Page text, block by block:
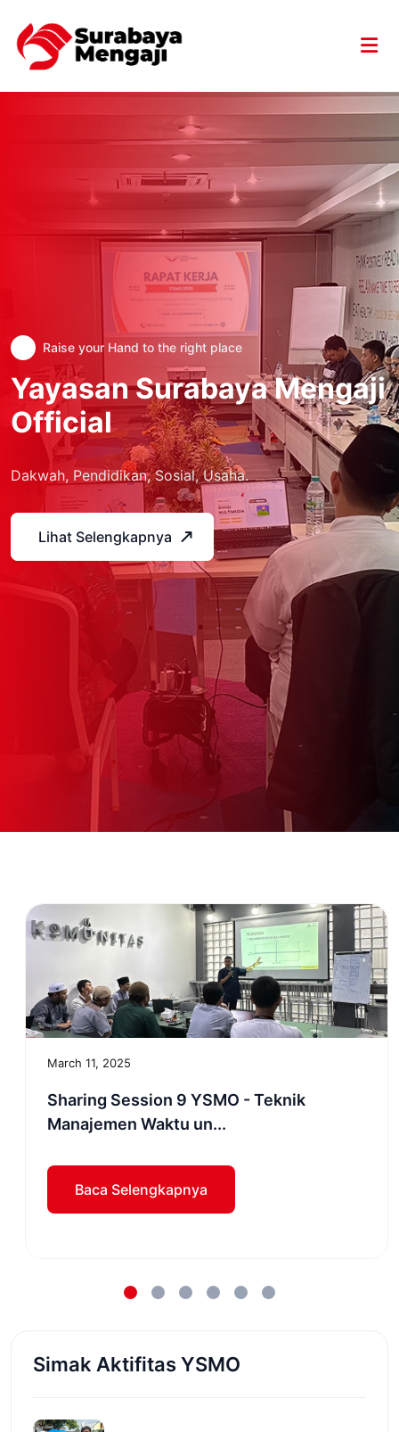
Raise your Hand to the right place
Yayasan Surabaya Mengaji
Official
Dakwah, Pendidikan, Sosial, Usaha.
Lihat Selengkapnya
March 11, 2025
Sharing Session 9 YSMO - Teknik
Manajemen Waktu un...
Baca Selengkapnya
Simak Aktifitas YSMO